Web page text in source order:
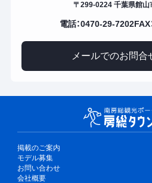
〒299-0224 千葉県館山
電話：0470-29-7202FAX
メールでのお問合
掲載のご案内
モデル募集
お問い合わせ
会社概要